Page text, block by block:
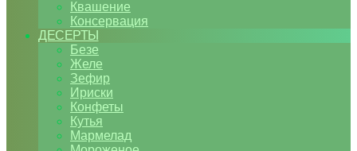
Квашение
Консервация
ДЕСЕРТЫ
Безе
Желе
Зефир
Ириски
Конфеты
Кутья
Мармелад